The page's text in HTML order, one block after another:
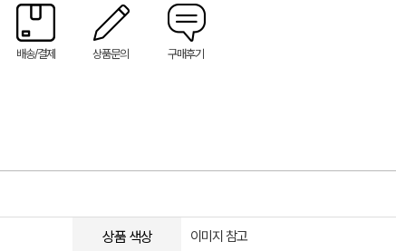
배송/결제 상품문의 구매후기
상품 색상 이미지 참고